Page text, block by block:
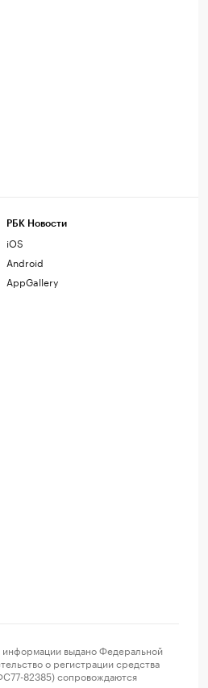
РБК Новости
iOS
Android
AppGallery
выдано Федеральной
о регистрации средства
82385) сопровождаются